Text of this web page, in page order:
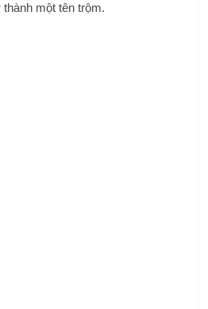
một tên trộm.